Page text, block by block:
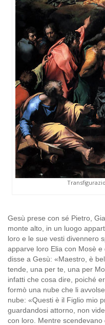
Gesù prese con sé Pietro,
monte alto, in un luogo
loro e le sue vesti divennero
apparve loro Elia con Mosè
disse a Gesù: «Maestro, è
tende, una per te, una per
infatti che cosa dire, poiché
formò una nube che li
nube: «Questi è il Figlio mio
guardandosi attorno, non
con loro. Mentre